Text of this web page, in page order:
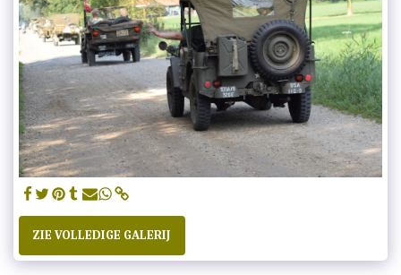
ZIE VOLLEDIGE GALERIJ